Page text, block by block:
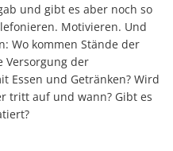
und gibt es aber noch so
Motivieren. Und
Wo kommen Stände der
Versorgung der
Essen und Getränken? Wird
tritt auf und wann? Gibt es